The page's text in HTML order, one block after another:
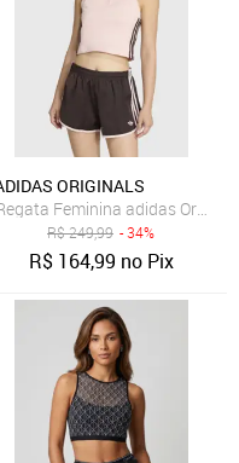
Preta
ORIGINALS
Feminina adidas
R$249,99 - 34%
R$ 164,99 no Pix